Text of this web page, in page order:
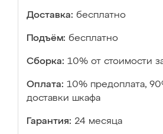
Доставка: бесплатно
Подъём: бесплатно
Сборка: 10% от стоимости
Оплата: 10% предоплата,
доставки шкафа
Гарантия: 24 месяца